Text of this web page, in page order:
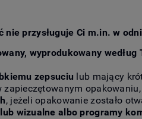
przysługuje Ci m.in. w
wyprodukowany
zepsuciu lub mający
, jeżeli opakowanie zostało
wizualne albo programy